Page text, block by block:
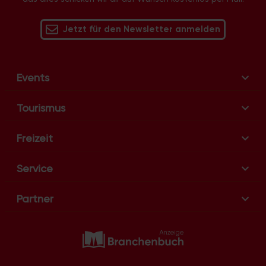
Jetzt für den Newsletter anmelden
Events
Tourismus
Freizeit
Service
Partner